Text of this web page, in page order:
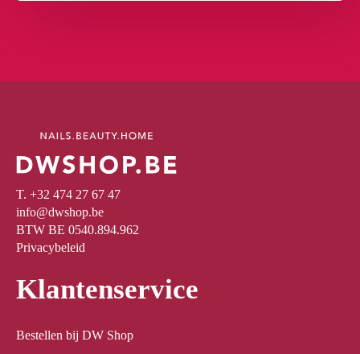
T. +32 474 27 67 47
info@dwshop.be
BTW BE 0540.894.962
Privacybeleid
Klantenservice
Bestellen bij DW Shop